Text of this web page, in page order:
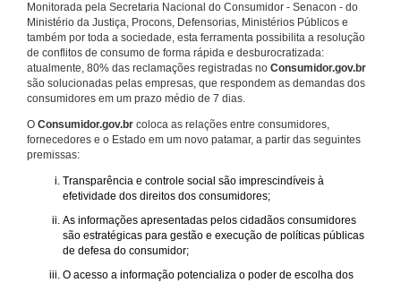
Monitorada pela Secretaria Nacional do Consumidor - Senacon - do
Ministério da Justiça, Procons, Defensorias, Ministérios Públicos e
também por toda a sociedade, esta ferramenta possibilita a resolução
de conflitos de consumo de forma rápida e desburocratizada:
atualmente, 80% das reclamações registradas no Consumidor.gov.br
são solucionadas pelas empresas, que respondem as demandas dos
consumidores em um prazo médio de 7 dias.
O Consumidor.gov.br coloca as relações entre consumidores,
fornecedores e o Estado em um novo patamar, a partir das seguintes
premissas:
Transparência e controle social são imprescindíveis à
efetividade dos direitos dos consumidores;
As informações apresentadas pelos cidadãos consumidores
são estratégicas para gestão e execução de políticas públicas
de defesa do consumidor;
O acesso a informação potencializa o poder de escolha dos